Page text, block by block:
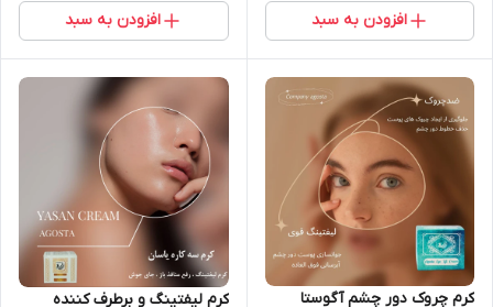
افزودن به سبد افزودن به سبد
کرم چروک دور چشم آگوستا کرم لیفتینگ و برطرف کننده